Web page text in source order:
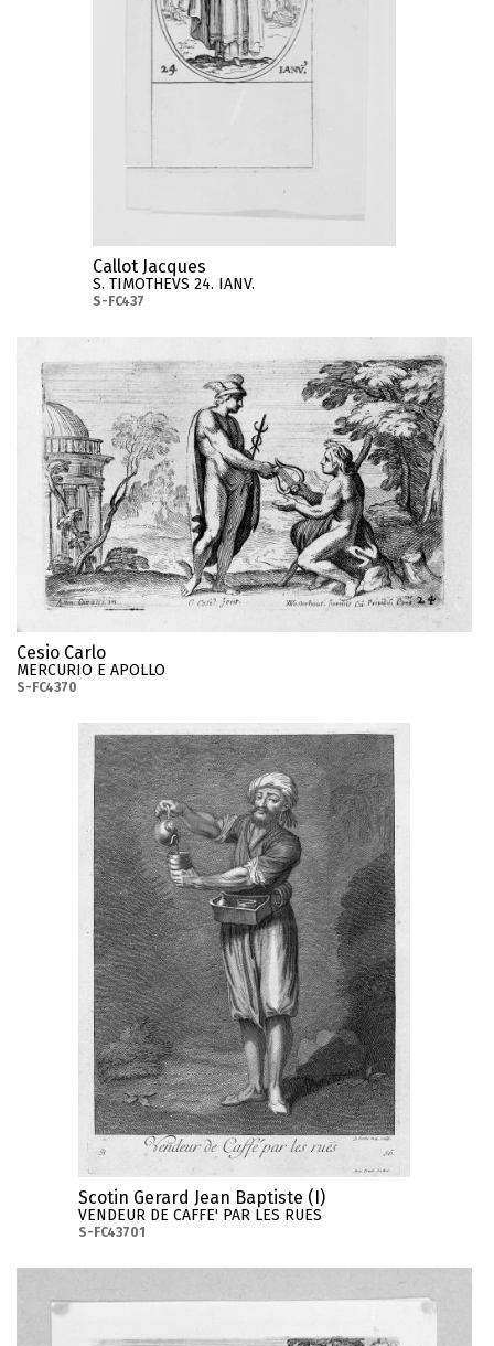
Callot Jacques
S. TIMOTHEVS 24. IANV.
S-FC437
Cesio Carlo
MERCURIO E APOLLO
S-FC4370
Scotin Gerard Jean Baptiste (I)
VENDEUR DE CAFFE' PAR LES RUES
S-FC43701